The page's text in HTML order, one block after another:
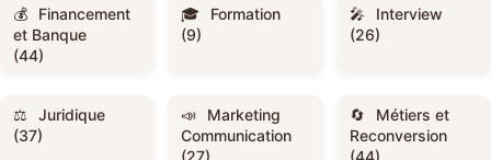
Financement
et Banque
(44)
Formation
(9)
Interview
(26)
Juridique
(37)
Marketing
Communication
(27)
Métiers et
Reconversion
(44)